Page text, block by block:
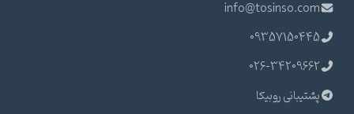
info@tosinso.com
09357150445
026-34209662
پشتیبانی روبیکا